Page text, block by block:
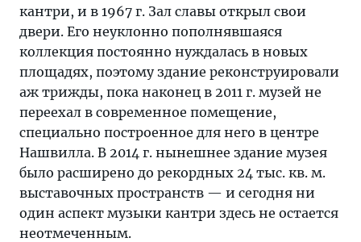
кантри, и в 1967 г. Зал славы открыл свои
двери. Его неуклонно пополнявшаяся
коллекция постоянно нуждалась в новых
площадях, поэтому здание реконструировали
аж трижды, пока наконец в 2011 г. музей не
переехал в современное помещение,
специально построенное для него в центре
Нашвилла. В 2014 г. нынешнее здание музея
было расширено до рекордных 24 тыс. кв. м.
выставочных пространств — и сегодня ни
один аспект музыки кантри здесь не остается
неотмеченным.